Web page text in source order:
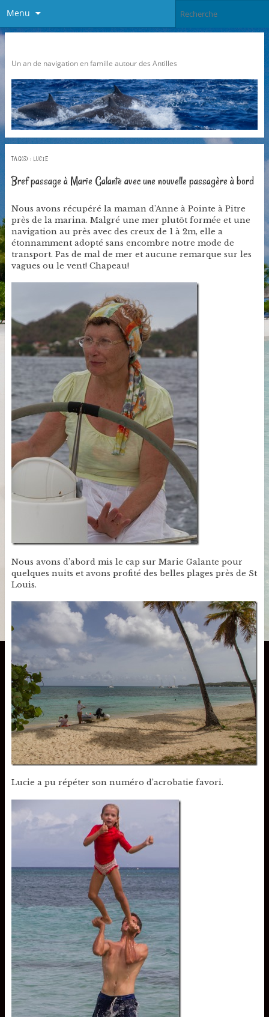
Menu
Un an de navigation en famille autour des Antilles
TAG(S) : LUCIE
Bref passage à Marie Galante avec une nouvelle passagère à bord
Nous avons récupéré la maman d’Anne à Pointe à Pitre
près de la marina. Malgré une mer plutôt formée et une
navigation au près avec des creux de 1 à 2m, elle a
étonnamment adopté sans encombre notre mode de
transport. Pas de mal de mer et aucune remarque sur les
vagues ou le vent! Chapeau!
Nous avons d’abord mis le cap sur Marie Galante pour
quelques nuits et avons profité des belles plages près de St
Louis.
Lucie a pu répéter son numéro d’acrobatie favori.